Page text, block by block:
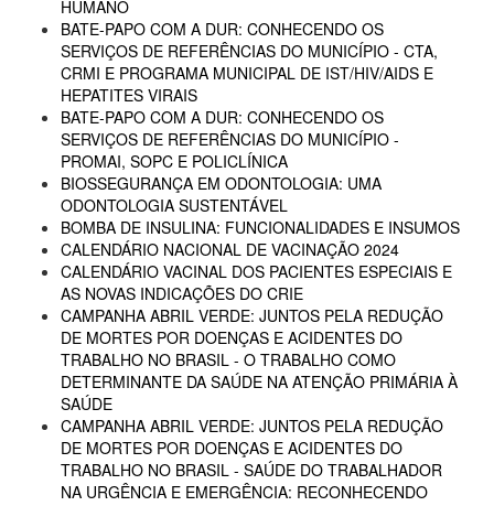
HUMANO
BATE-PAPO COM A DUR: CONHECENDO OS
SERVIÇOS DE REFERÊNCIAS DO MUNICÍPIO - CTA,
CRMI E PROGRAMA MUNICIPAL DE IST/HIV/AIDS E
HEPATITES VIRAIS
BATE-PAPO COM A DUR: CONHECENDO OS
SERVIÇOS DE REFERÊNCIAS DO MUNICÍPIO -
PROMAI, SOPC E POLICLÍNICA
BIOSSEGURANÇA EM ODONTOLOGIA: UMA
ODONTOLOGIA SUSTENTÁVEL
BOMBA DE INSULINA: FUNCIONALIDADES E INSUMOS
CALENDÁRIO NACIONAL DE VACINAÇÃO 2024
CALENDÁRIO VACINAL DOS PACIENTES ESPECIAIS E
AS NOVAS INDICAÇÕES DO CRIE
CAMPANHA ABRIL VERDE: JUNTOS PELA REDUÇÃO
DE MORTES POR DOENÇAS E ACIDENTES DO
TRABALHO NO BRASIL - O TRABALHO COMO
DETERMINANTE DA SAÚDE NA ATENÇÃO PRIMÁRIA À
SAÚDE
CAMPANHA ABRIL VERDE: JUNTOS PELA REDUÇÃO
DE MORTES POR DOENÇAS E ACIDENTES DO
TRABALHO NO BRASIL - SAÚDE DO TRABALHADOR
NA URGÊNCIA E EMERGÊNCIA: RECONHECENDO